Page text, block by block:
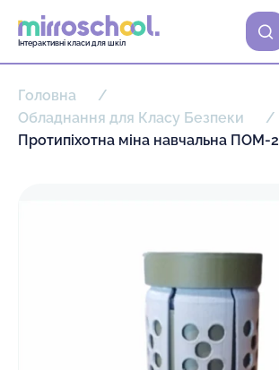
Інтерактивні класи для шкіл
Головна
Обладнання для Класу Безпеки
Протипіхотна міна навчальна ПОМ-2